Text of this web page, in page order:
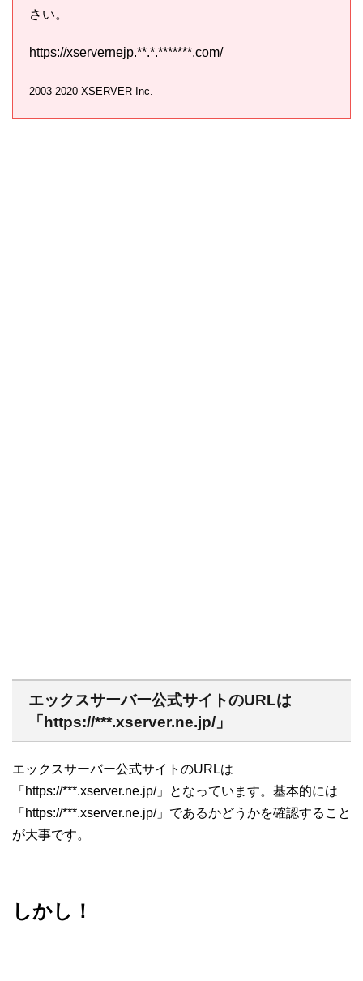
さい。
https://xservernejp.**.*.*******.com/
2003-2020 XSERVER Inc.
エックスサーバー公式サイトのURLは
「https://***.xserver.ne.jp/」
エックスサーバー公式サイトのURLは
「https://***.xserver.ne.jp/」となっています。基本的には
「https://***.xserver.ne.jp/」であるかどうかを確認すること
が大事です。
しかし！